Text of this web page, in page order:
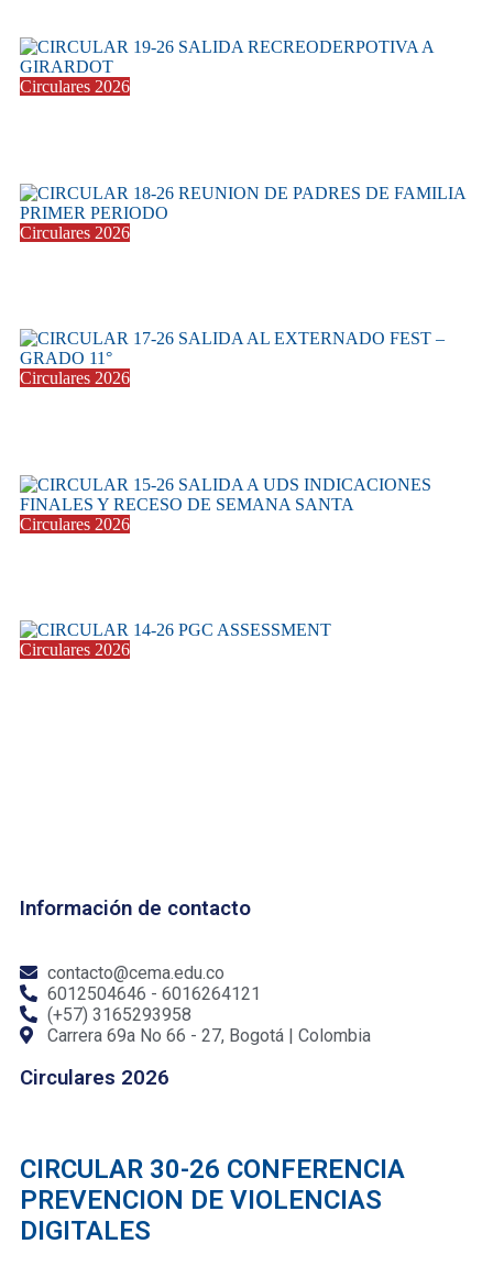
Circulares 2026
Circulares 2026
Circulares 2026
Circulares 2026
Circulares 2026
Información de contacto
contacto@cema.edu.co
6012504646 - 6016264121
(+57) 3165293958
Carrera 69a No 66 - 27, Bogotá | Colombia
Circulares 2026
CIRCULAR 30-26 CONFERENCIA
PREVENCION DE VIOLENCIAS
DIGITALES